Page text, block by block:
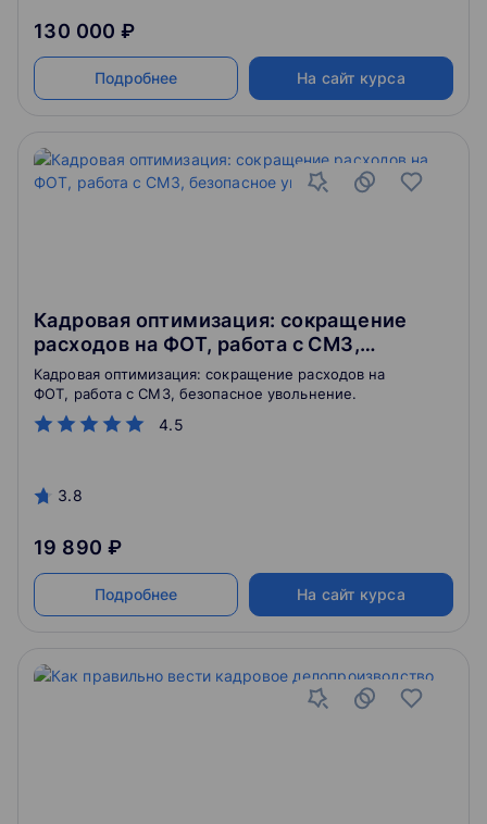
130 000 ₽
Подробнее На сайт курса
Кадровая оптимизация: сокращение
расходов на ФОТ, работа с СМЗ,
безопасное увольнение
4.5
Кадровая оптимизация: сокращение расходов на
ФОТ, работа с СМЗ, безопасное увольнение.
3.8
19 890 ₽
Подробнее На сайт курса